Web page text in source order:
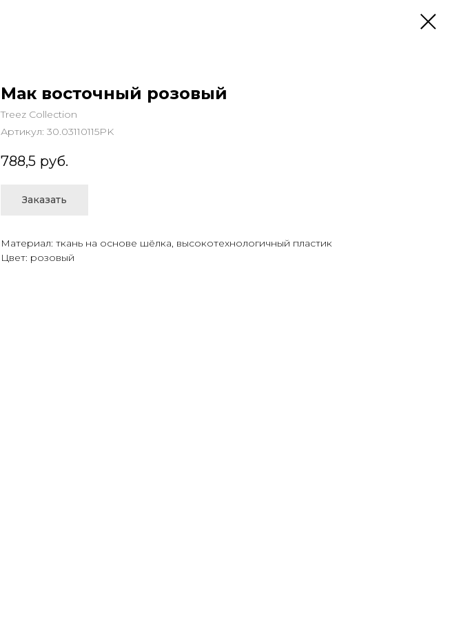
Мак восточный розовый
Treez Collection
Артикул: 30.03110115PK
788,5 руб.
Заказать
Материал: ткань на основе шёлка, высокотехнологичный пластик
Цвет: розовый